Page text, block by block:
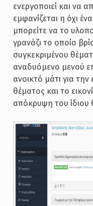
ενεργοποιεί και να
εμφανίζεται η όχι
μπορείτε να το
γρανάζι το οποίο
συγκεκριμένου
αναδυόμενο μενού
ανοικτό μάτι για
θέματος και το
απόκρυψη του ίδιου